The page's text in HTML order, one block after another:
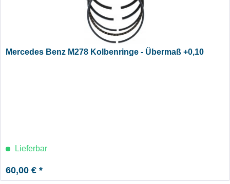
Mercedes Benz M278 Kolbenringe - Übermaß +0,10
Lieferbar
60,00 € *